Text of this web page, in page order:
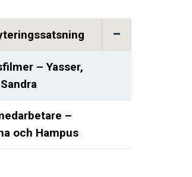
– Yasser,
–
och Hampus